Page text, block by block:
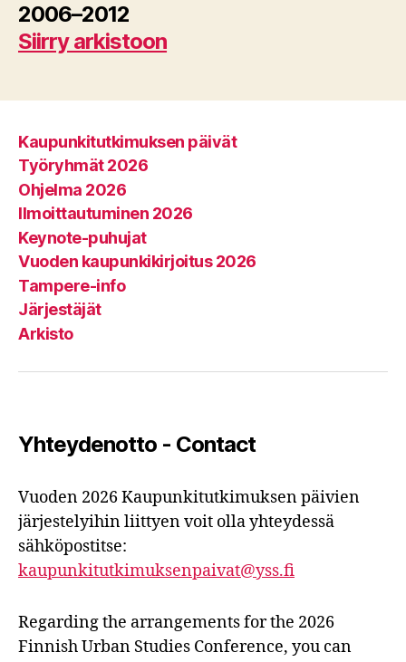
2006–2012
Siirry arkistoon
Kaupunkitutkimuksen päivät
Työryhmät 2026
Ohjelma 2026
Ilmoittautuminen 2026
Keynote-puhujat
Vuoden kaupunkikirjoitus 2026
Tampere-info
Järjestäjät
Arkisto
Yhteydenotto - Contact
Vuoden 2026 Kaupunkitutkimuksen päivien
järjestelyihin liittyen voit olla yhteydessä
sähköpostitse:
kaupunkitutkimuksenpaivat@yss.fi
Regarding the arrangements for the 2026
Finnish Urban Studies Conference, you can